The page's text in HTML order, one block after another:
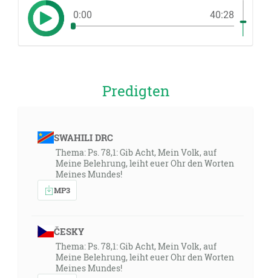
0:00 40:28
Predigten
SWAHILI DRC
Thema: Ps. 78,1: Gib Acht, Mein Volk, auf
Meine Belehrung, leiht euer Ohr den Worten
Meines Mundes!
MP3
ČESKY
Thema: Ps. 78,1: Gib Acht, Mein Volk, auf
Meine Belehrung, leiht euer Ohr den Worten
Meines Mundes!